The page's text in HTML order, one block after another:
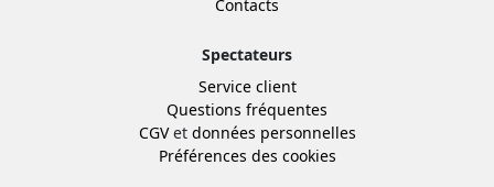
Contacts
Spectateurs
Service client
Questions fréquentes
CGVet données personnelles
Préférences des cookies